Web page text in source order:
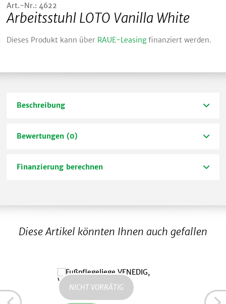
Art.-Nr.: 4622
Arbeitsstuhl LOTO Vanilla White
Dieses Produkt kann über RAUE-Leasingfinanziert werden.
Beschreibung
Bewertungen (0)
Finanzierung berechnen
Diese Artikel könnten Ihnen auch gefallen
NICHT VORRÄTIG